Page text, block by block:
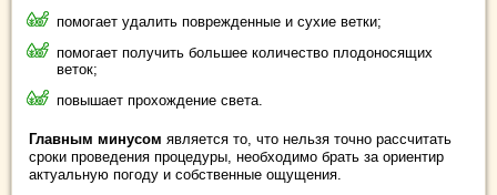
помогает удалить поврежденные и сухие ветки;
помогает получить большее количество плодоносящих
веток;
повышает прохождение света.
Главным минусом является то, что нельзя точно рассчитать
сроки проведения процедуры, необходимо брать за ориентир
актуальную погоду и собственные ощущения.